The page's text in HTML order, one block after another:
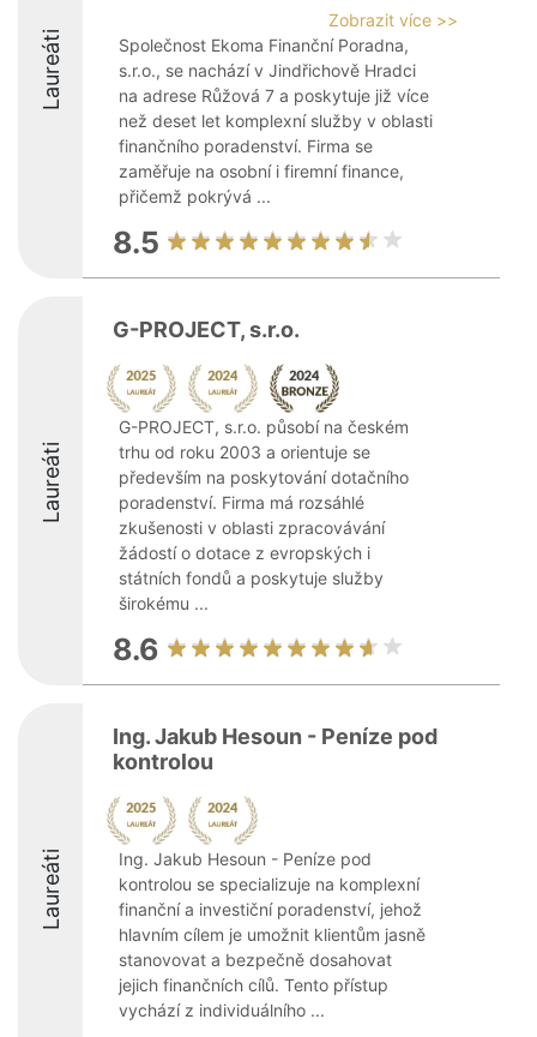
Laureáti
Zobrazit více >>
Společnost Ekoma Finanční Poradna,
s.r.o., se nachází v Jindřichově Hradci
na adrese Růžová 7 a poskytuje již více
než deset let komplexní služby v oblasti
finančního poradenství. Firma se
zaměřuje na osobní i firemní finance,
přičemž pokrývá ...
8.5
Laureáti
G-PROJECT, s.r.o.
G-PROJECT, s.r.o. působí na českém
trhu od roku 2003 a orientuje se
především na poskytování dotačního
poradenství. Firma má rozsáhlé
zkušenosti v oblasti zpracovávání
žádostí o dotace z evropských i
státních fondů a poskytuje služby
širokému ...
8.6
Laureáti
Ing. Jakub Hesoun - Peníze pod
kontrolou
Ing. Jakub Hesoun - Peníze pod
kontrolou se specializuje na komplexní
finanční a investiční poradenství, jehož
hlavním cílem je umožnit klientům jasně
stanovovat a bezpečně dosahovat
jejich finančních cílů. Tento přístup
vychází z individuálního ...